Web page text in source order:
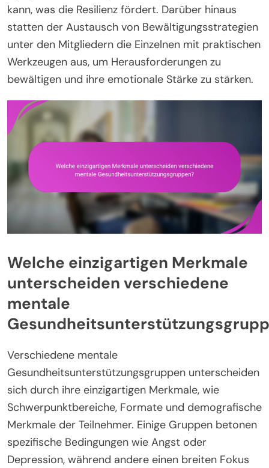
kann, was die Resilienz fördert. Darüber hinaus
statten der Austausch von Bewältigungsstrategien
unter den Mitgliedern die Einzelnen mit praktischen
Werkzeugen aus, um Herausforderungen zu
bewältigen und ihre emotionale Stärke zu stärken.
Welche einzigartigen Merkmale
unterscheiden verschiedene
mentale
Verschiedene mentale
Gesundheitsunterstützungsgruppen unterscheiden
sich durch ihre einzigartigen Merkmale, wie
Schwerpunktbereiche, Formate und demografische
Merkmale der Teilnehmer. Einige Gruppen betonen
spezifische Bedingungen wie Angst oder
Depression, während andere einen breiten Fokus